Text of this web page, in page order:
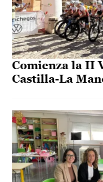
Comienza la II
Castilla-La